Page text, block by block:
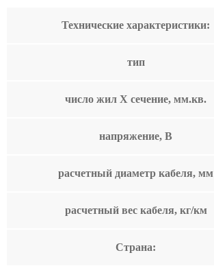
Технические характеристики:
тип
число жил Х сечение, мм.кв.
напряжение, В
расчетный диаметр кабеля, мм
расчетный вес кабеля, кг/км
Страна: